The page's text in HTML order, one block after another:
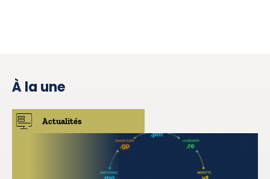
À la une
Actualités